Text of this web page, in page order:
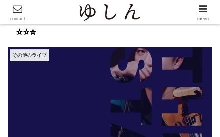
⭐️⭐️⭐️
その他のライブ
contact menu